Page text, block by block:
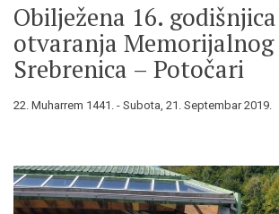
Obilježena 16.
otvaranja
Srebrenica – Potočari
22. Muharrem 1441. - Subota, 21. Septembar 2019.